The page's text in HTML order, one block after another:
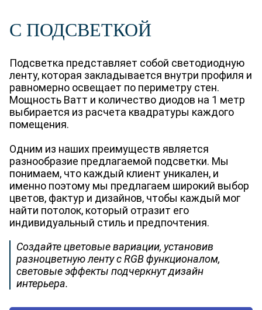
С ПОДСВЕТКОЙ
Подсветка представляет собой светодиодную
ленту, которая закладывается внутри профиля и
равномерно освещает по периметру стен.
Мощность Ватт и количество диодов на 1 метр
выбирается из расчета квадратуры каждого
помещения.
Одним из наших преимуществ является
разнообразие предлагаемой подсветки. Мы
понимаем, что каждый клиент уникален, и
именно поэтому мы предлагаем широкий выбор
цветов, фактур и дизайнов, чтобы каждый мог
найти потолок, который отразит его
индивидуальный стиль и предпочтения.
Создайте цветовые вариации, установив
разноцветную ленту с RGB функционалом,
световые эффекты подчеркнут дизайн
интерьера.